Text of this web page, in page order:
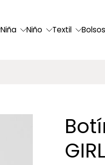
Niña Niño Textil
GIRL